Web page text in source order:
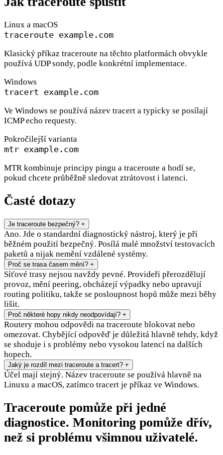
Linux a macOS
traceroute example.com
Klasický příkaz traceroute na těchto platformách obvykle
používá UDP sondy, podle konkrétní implementace.
Windows
tracert example.com
Ve Windows se používá název tracert a typicky se posílají
ICMP echo requesty.
Pokročilejší varianta
mtr example.com
MTR kombinuje principy pingu a traceroute a hodí se,
pokud chcete průběžně sledovat ztrátovost i latenci.
Časté dotazy
Je traceroute bezpečný? +
Ano. Jde o standardní diagnostický nástroj, který je při
běžném použití bezpečný. Posílá malé množství testovacích
paketů a nijak nemění vzdálené systémy.
Proč se trasa časem mění? +
Síťové trasy nejsou navždy pevné. Provideři přerozdělují
provoz, mění peering, obcházejí výpadky nebo upravují
routing politiku, takže se posloupnost hopů může mezi běhy
lišit.
Proč některé hopy nikdy neodpovídají? +
Routery mohou odpovědi na traceroute blokovat nebo
omezovat. Chybějící odpověď je důležitá hlavně tehdy, když
se shoduje i s problémy nebo vysokou latencí na dalších
hopech.
Jaký je rozdíl mezi traceroute a tracert? +
Účel mají stejný. Název traceroute se používá hlavně na
Linuxu a macOS, zatímco tracert je příkaz ve Windows.
Traceroute pomůže při jedné
diagnostice. Monitoring pomůže dřív,
než si problému všimnou uživatelé.